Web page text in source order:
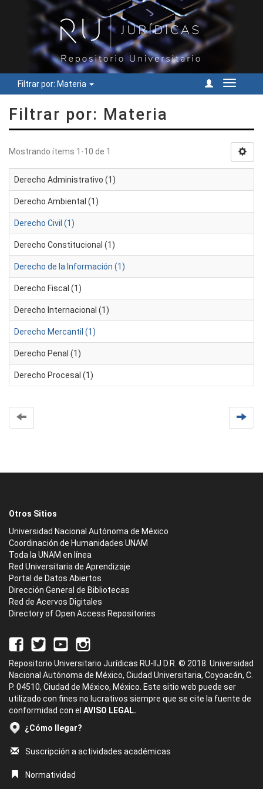
Filtrar por: Materia
Cambiar
Filtrar por: Materia
Mostrando ítems 1-10 de 1
Derecho Administrativo (1)
Derecho Ambiental (1)
Derecho Civil (1)
Derecho Constitucional (1)
Derecho de la Información (1)
Derecho Fiscal (1)
Derecho Internacional (1)
Derecho Mercantil (1)
Derecho Penal (1)
Derecho Procesal (1)
Otros Sitios
Universidad Nacional Autónoma de México
Coordinación de Humanidades UNAM
Toda la UNAM en línea
Red Universitaria de Aprendizaje
Portal de Datos Abiertos
Dirección General de Bibliotecas
Red de Acervos Digitales
Directory of Open Access Repositories
Repositorio Universitario Jurídicas RU-IIJ D.R. © 2018. Universidad
Nacional Autónoma de México, Ciudad Universitaria, Coyoacán, C.
P. 04510, Ciudad de México, México. Este sitio web puede ser
utilizado con fines no lucrativos siempre que se cite la fuente de
conformidad con el AVISO LEGAL.
¿Cómo llegar?
Suscripción a actividades académicas
Normatividad